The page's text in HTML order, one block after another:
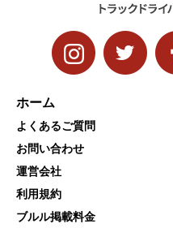
ホーム
よくあるご質問
お問い合わせ
運営会社
利用規約
ブルル掲載料金